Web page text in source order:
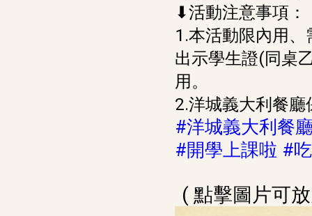
⬇活動注意事項：
1.本活動限內用
出示學生證(同桌
用。
2.洋城義大利餐
#洋城義大利餐
#開學上課啦 #
( 點擊圖片可